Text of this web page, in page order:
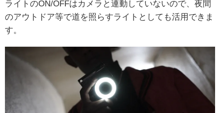
ライトのON/OFFはカメラと連動していないので、夜間
のアウトドア等で道を照らすライトとしても活用できま
す。